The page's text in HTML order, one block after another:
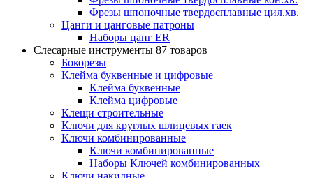
Фрезы шпоночные твердосплавные цил.хв.
Цанги и цанговые патроны
Наборы цанг ER
Слесарные инструменты 87 товаров
Бокорезы
Клейма буквенные и цифровые
Клейма буквенные
Клейма цифровые
Клещи строительные
Ключи для круглых шлицевых гаек
Ключи комбинированные
Ключи комбинированные
Наборы Ключей комбинированных
Ключи накидные